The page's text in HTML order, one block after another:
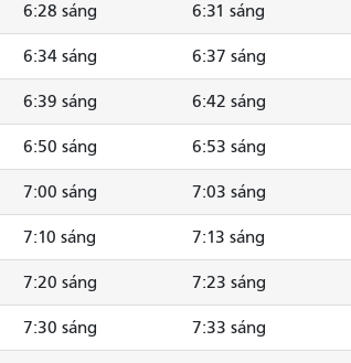
6:28 sáng 6:31 sáng
6:34 sáng 6:37 sáng
6:39 sáng 6:42 sáng
6:50 sáng 6:53 sáng
7:00 sáng 7:03 sáng
7:10 sáng 7:13 sáng
7:20 sáng 7:23 sáng
7:30 sáng 7:33 sáng